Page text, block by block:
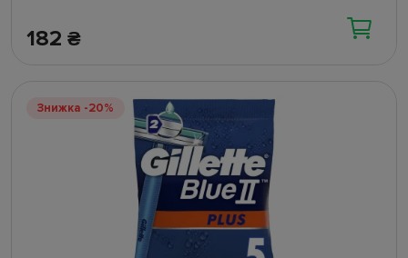
182 ₴
Знижка -20%